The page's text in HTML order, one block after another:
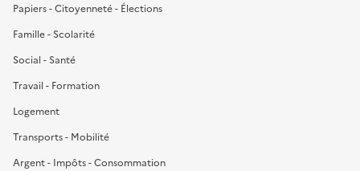
Papiers - Citoyenneté - Élections
Famille - Scolarité
Social - Santé
Travail - Formation
Logement
Transports - Mobilité
Argent - Impôts - Consommation